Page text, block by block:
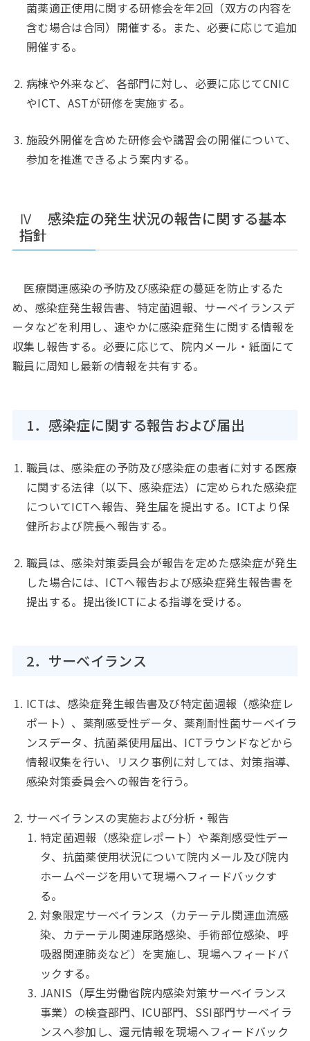
菌薬適正使用に関する研修会を年2回（双方の内容を
含む場合は合同）開催する。また、必要に応じて追加
開催する。
病棟や外来など、各部門に対し、必要に応じてCNIC
やICT、ASTが研修を実施する。
施設外開催を含めた研修会や講習会の開催について、
参加を推進できるよう案内する。
Ⅳ 感染症の発生状況の報告に関する基本
指針
医療関連感染の予防及び感染症の蔓延を防止するた
め、感染症発生報告書、特定菌週報、サーベイランスデ
ータなどを利用し、速やかに感染症発生に関する情報を
収集し報告する。必要に応じて、院内メール・紙面にて
職員に周知し最新の情報を共有する。
1．感染症に関する報告および届出
職員は、感染症の予防及び感染症の患者に対する医療
に関する法律（以下、感染症法）に定められた感染症
についてICTへ報告、発生届を提出する。ICTより保
健所および院長へ報告する。
職員は、感染対策委員会が報告を定めた感染症が発生
した場合には、ICTへ報告および感染症発生報告書を
提出する。提出後ICTによる指導を受ける。
2．サーベイランス
ICTは、感染症発生報告書及び特定菌週報（感染症レ
ポート）、薬剤感受性データ、薬剤耐性菌サーベイラ
ンスデータ、抗菌薬使用届出、ICTラウンドなどから
情報収集を行い、リスク事例に対しては、対策指導、
感染対策委員会への報告を行う。
サーベイランスの実施および分析・報告
特定菌週報（感染症レポート）や薬剤感受性デー
タ、抗菌薬使用状況について院内メール及び院内
ホームページを用いて現場へフィードバックす
る。
対象限定サーベイランス（カテーテル関連血流感
染、カテーテル関連尿路感染、手術部位感染、呼
吸器関連肺炎など）を実施し、現場へフィードバ
ックする。
JANIS（厚生労働省院内感染対策サーベイランス
事業）の検査部門、ICU部門、SSI部門サーベイラ
ンスへ参加し、還元情報を現場へフィードバック